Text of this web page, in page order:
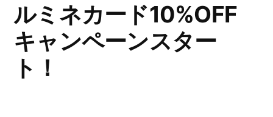
ン
ペ
ー
ルミネカード10%OFF
キャンペーンスター
ト！